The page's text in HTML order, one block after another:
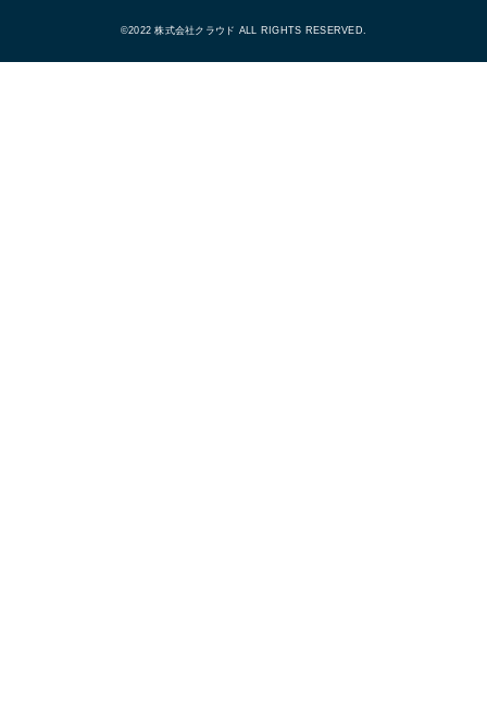
©2022 株式会社クラウド ALL RIGHTS RESERVED.